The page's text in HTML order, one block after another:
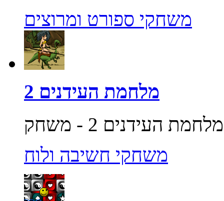
משחקי ספורט ומרוצים
מלחמת העידנים 2
משחקי חשיבה ולוח